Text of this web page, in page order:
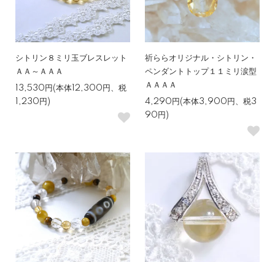
シトリン８ミリ玉ブレスレット
ＡＡ～ＡＡＡ
13,530円(本体12,300円、税
1,230円)
祈ららオリジナル・シトリン・
ペンダントトップ１１ミリ涙型
ＡＡＡＡ
4,290円(本体3,900円、税3
90円)